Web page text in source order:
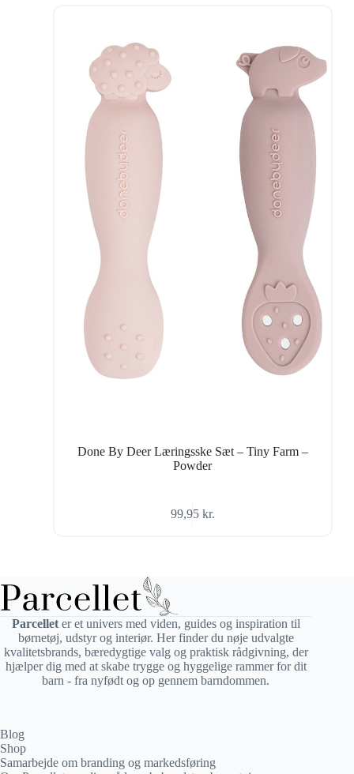
Done By Deer Læringsske Sæt – Tiny Farm –
Powder
99,95 kr.
Parcelleter et univers med viden, guides og inspiration til
børnetøj, udstyr og interiør. Her finder du nøje udvalgte
kvalitetsbrands, bæredygtige valg og praktisk rådgivning, der
hjælper dig med at skabe trygge og hyggelige rammer for dit
barn - fra nyfødt og op gennem barndommen.
Blog
Shop
Samarbejde om branding og markedsføring